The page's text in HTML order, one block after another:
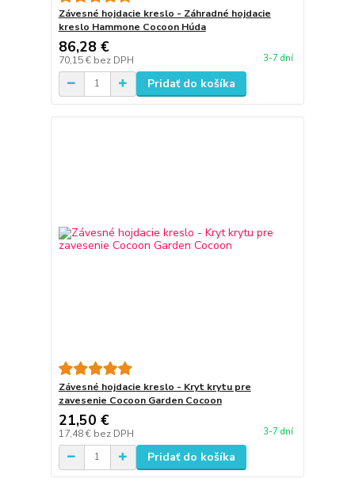
Závesné hojdacie kreslo - Záhradné hojdacie
kreslo Hammone Cocoon Húda
86,28 €
70,15 € bez DPH 3-7 dní
Pridať do košíka
Závesné hojdacie kreslo - Kryt krytu pre
zavesenie Cocoon Garden Cocoon
21,50 €
17,48 € bez DPH 3-7 dní
Pridať do košíka